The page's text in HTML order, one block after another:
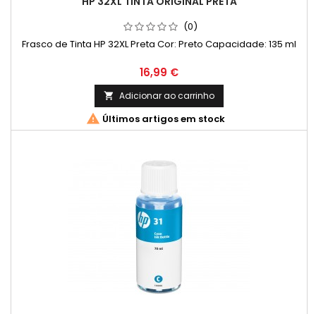
(0)
Frasco de Tinta HP 32XL Preta Cor: Preto Capacidade: 135 ml
Preço
16,99 €
 Adicionar ao carrinho
 Últimos artigos em stock